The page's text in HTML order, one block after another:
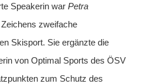
Speakerin war Petra
zweifache
Skisport. Sie ergänzte die
von Optimal Sports des ÖSV
zum Schutz des